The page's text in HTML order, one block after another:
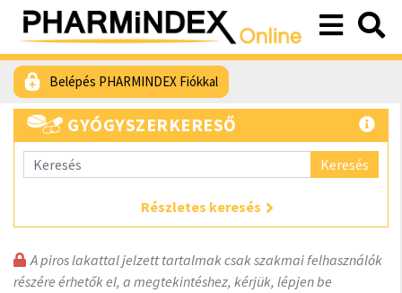
Belépés PHARMINDEX Fiókkal
GYÓGYSZERKERESŐ
Keresés
Részletes keresés
A piros lakattal jelzett tartalmak csak szakmai felhasználók
részére érhetők el, a megtekintéshez, kérjük, lépjen be